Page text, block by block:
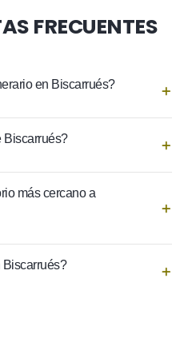
FRECUENTES
en Biscarrués?
Biscarrués?
más cercano a